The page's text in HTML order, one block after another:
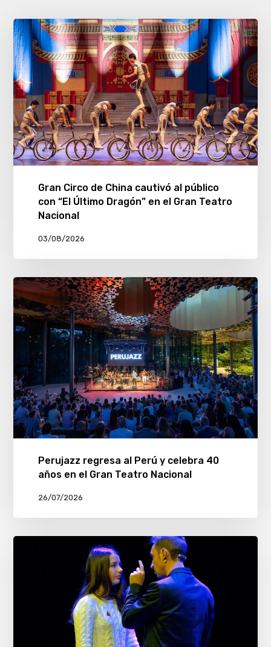
Gran Circo de China cautivó al público
con “El Último Dragón” en el Gran Teatro
Nacional
03/08/2026
Perujazz regresa al Perú y celebra 40
años en el Gran Teatro Nacional
26/07/2026